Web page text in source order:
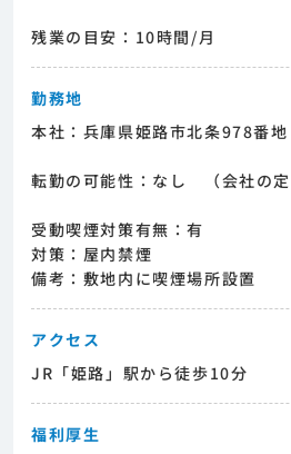
残業の目安：10時間/月
勤務地
本社：兵庫県姫路市北条978番地
転勤の可能性：なし （会社の定
受動喫煙対策有無：有
対策：屋内禁煙
備考：敷地内に喫煙場所設置
アクセス
JR「姫路」駅から徒歩10分
福利厚生